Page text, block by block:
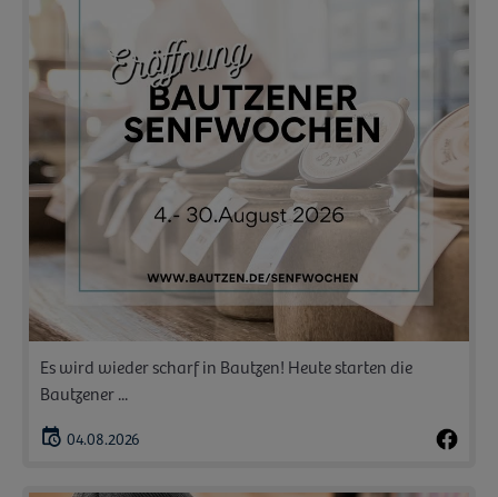
Es wird wieder scharf in Bautzen! Heute starten die
Bautzener ...
04.08.2026